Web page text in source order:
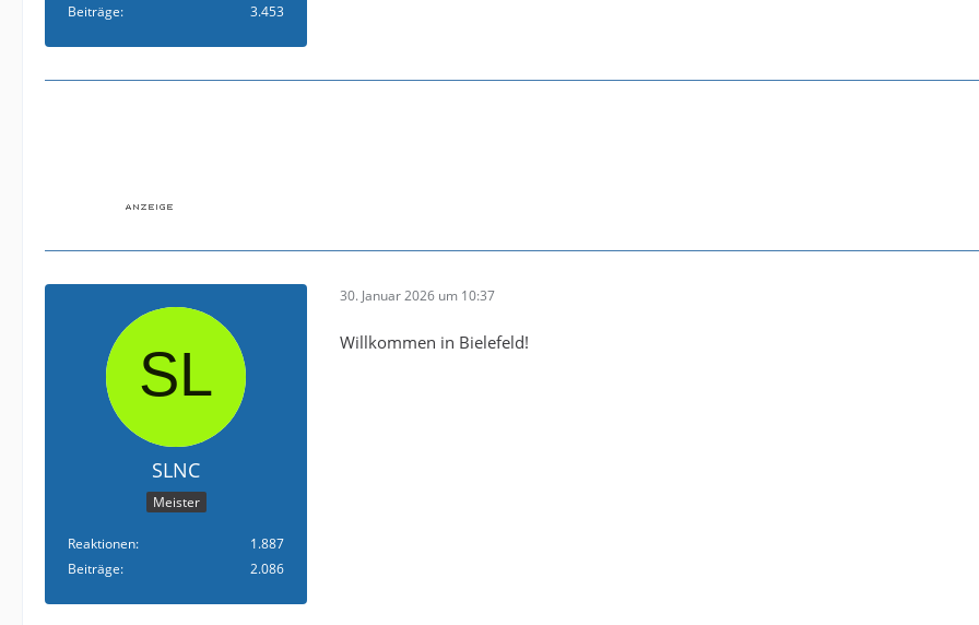
Beiträge
3.453
SLNC
Meister
Reaktionen
1.887
Beiträge
2.086
30. Januar 2026 um 10:37
Willkommen in Bielefeld!